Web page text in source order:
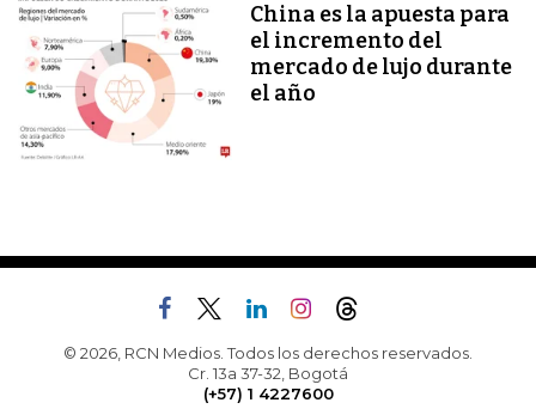
China es la apuesta para
el incremento del
mercado de lujo durante
el año
© 2026, RCN Medios. Todos los derechos reservados.
Cr. 13a 37-32, Bogotá
(+57) 1 4227600